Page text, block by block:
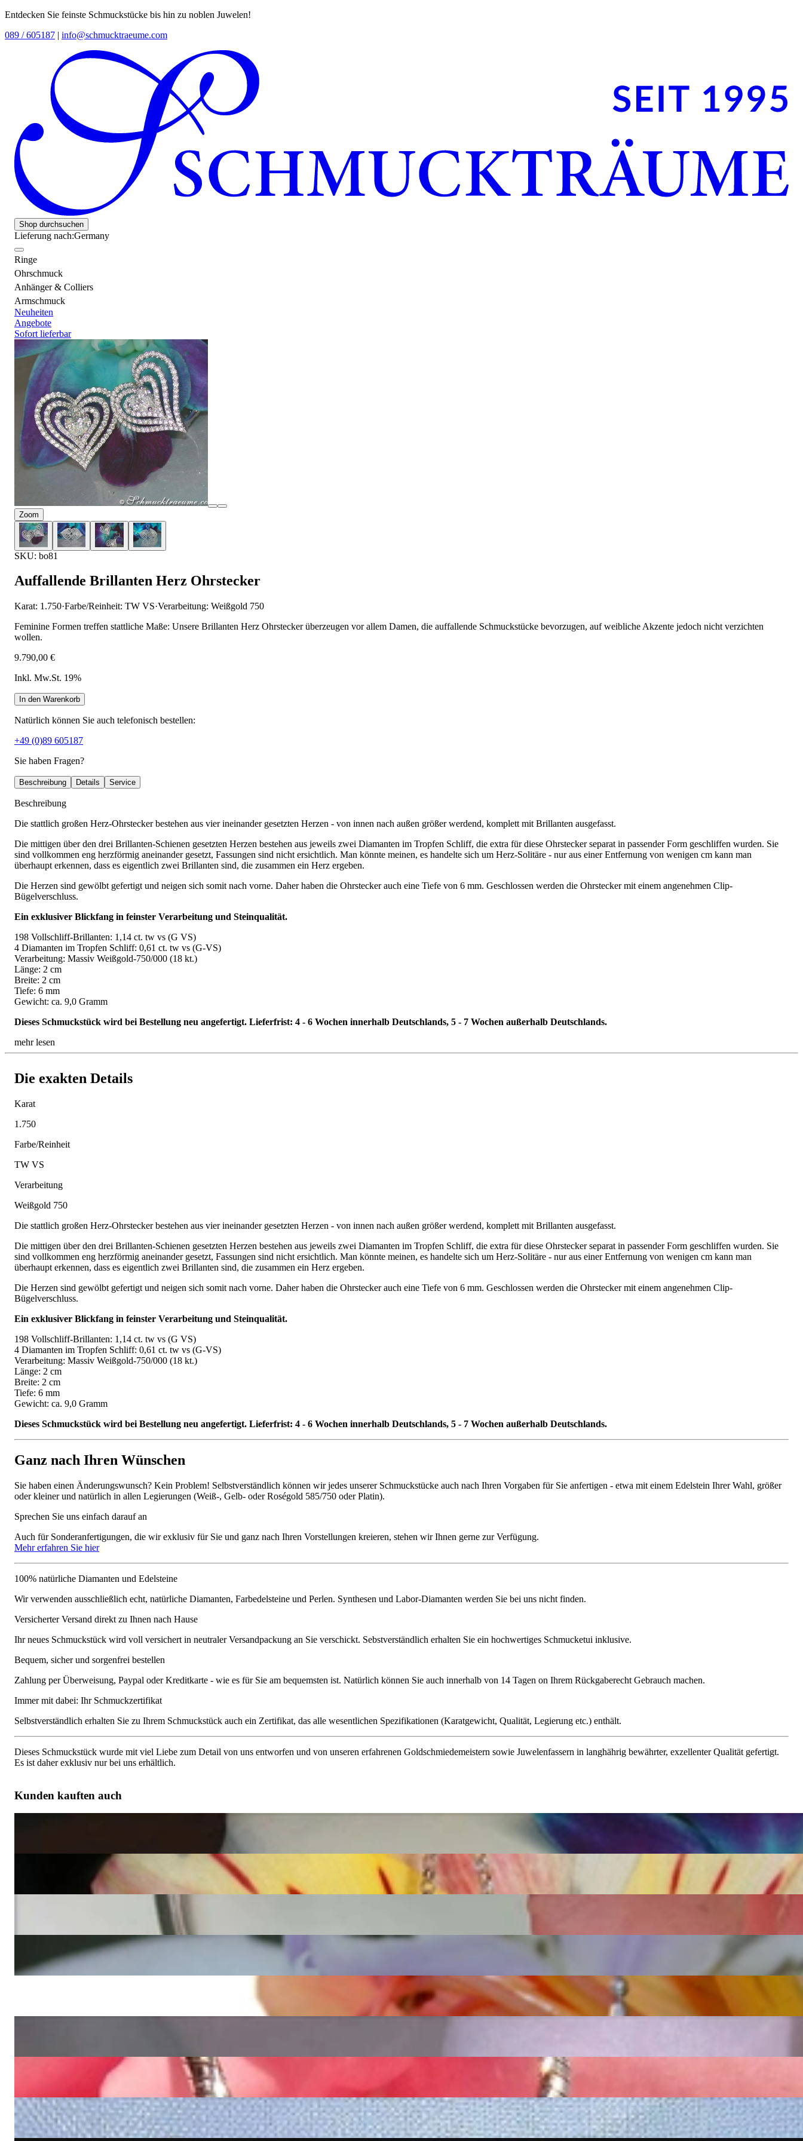
Entdecken Sie feinste Schmuckstücke bis hin zu noblen Juwelen!
089 / 605187 | info@schmucktraeume.com
Shop durchsuchen
Lieferung nach:Germany
Ringe
Ohrschmuck
Anhänger & Colliers
Armschmuck
Neuheiten
Angebote
Sofort lieferbar
Zoom
SKU: bo81
Auffallende Brillanten Herz Ohrstecker
Karat: 1.750·Farbe/Reinheit: TW VS·Verarbeitung: Weißgold 750
Feminine Formen treffen stattliche Maße: Unsere Brillanten Herz Ohrstecker überzeugen vor allem Damen, die auffallende Schmuckstücke bevorzugen, auf weibliche Akzente jedoch nicht verzichten
wollen.
9.790,00 €
Inkl. Mw.St. 19%
In den Warenkorb
Natürlich können Sie auch telefonisch bestellen:
+49 (0)89 605187
Sie haben Fragen?
Beschreibung Details Service
Beschreibung
Die stattlich großen Herz-Ohrstecker bestehen aus vier ineinander gesetzten Herzen - von innen nach außen größer werdend, komplett mit Brillanten ausgefasst.
Die mittigen über den drei Brillanten-Schienen gesetzten Herzen bestehen aus jeweils zwei Diamanten im Tropfen Schliff, die extra für diese Ohrstecker separat in passender Form geschliffen wurden. Sie
sind vollkommen eng herzförmig aneinander gesetzt, Fassungen sind nicht ersichtlich. Man könnte meinen, es handelte sich um Herz-Solitäre - nur aus einer Entfernung von wenigen cm kann man
überhaupt erkennen, dass es eigentlich zwei Brillanten sind, die zusammen ein Herz ergeben.
Die Herzen sind gewölbt gefertigt und neigen sich somit nach vorne. Daher haben die Ohrstecker auch eine Tiefe von 6 mm. Geschlossen werden die Ohrstecker mit einem angenehmen Clip-
Bügelverschluss.
Ein exklusiver Blickfang in feinster Verarbeitung und Steinqualität.
198 Vollschliff-Brillanten: 1,14 ct. tw vs (G VS)
4 Diamanten im Tropfen Schliff: 0,61 ct. tw vs (G-VS)
Verarbeitung: Massiv Weißgold-750/000 (18 kt.)
Länge: 2 cm
Breite: 2 cm
Tiefe: 6 mm
Gewicht: ca. 9,0 Gramm
Dieses Schmuckstück wird bei Bestellung neu angefertigt. Lieferfrist: 4 - 6 Wochen innerhalb Deutschlands, 5 - 7 Wochen außerhalb Deutschlands.
mehr lesen
Die exakten Details
Karat
1.750
Farbe/Reinheit
TW VS
Verarbeitung
Weißgold 750
Die stattlich großen Herz-Ohrstecker bestehen aus vier ineinander gesetzten Herzen - von innen nach außen größer werdend, komplett mit Brillanten ausgefasst.
Die mittigen über den drei Brillanten-Schienen gesetzten Herzen bestehen aus jeweils zwei Diamanten im Tropfen Schliff, die extra für diese Ohrstecker separat in passender Form geschliffen wurden. Sie
sind vollkommen eng herzförmig aneinander gesetzt, Fassungen sind nicht ersichtlich. Man könnte meinen, es handelte sich um Herz-Solitäre - nur aus einer Entfernung von wenigen cm kann man
überhaupt erkennen, dass es eigentlich zwei Brillanten sind, die zusammen ein Herz ergeben.
Die Herzen sind gewölbt gefertigt und neigen sich somit nach vorne. Daher haben die Ohrstecker auch eine Tiefe von 6 mm. Geschlossen werden die Ohrstecker mit einem angenehmen Clip-
Bügelverschluss.
Ein exklusiver Blickfang in feinster Verarbeitung und Steinqualität.
198 Vollschliff-Brillanten: 1,14 ct. tw vs (G VS)
4 Diamanten im Tropfen Schliff: 0,61 ct. tw vs (G-VS)
Verarbeitung: Massiv Weißgold-750/000 (18 kt.)
Länge: 2 cm
Breite: 2 cm
Tiefe: 6 mm
Gewicht: ca. 9,0 Gramm
Dieses Schmuckstück wird bei Bestellung neu angefertigt. Lieferfrist: 4 - 6 Wochen innerhalb Deutschlands, 5 - 7 Wochen außerhalb Deutschlands.
Ganz nach Ihren Wünschen
Sie haben einen Änderungswunsch? Kein Problem! Selbstverständlich können wir jedes unserer Schmuckstücke auch nach Ihren Vorgaben für Sie anfertigen - etwa mit einem Edelstein Ihrer Wahl, größer
oder kleiner und natürlich in allen Legierungen (Weiß-, Gelb- oder Roségold 585/750 oder Platin).
Sprechen Sie uns einfach darauf an
Auch für Sonderanfertigungen, die wir exklusiv für Sie und ganz nach Ihren Vorstellungen kreieren, stehen wir Ihnen gerne zur Verfügung.
Mehr erfahren Sie hier
100% natürliche Diamanten und Edelsteine
Wir verwenden ausschließlich echt, natürliche Diamanten, Farbedelsteine und Perlen. Synthesen und Labor-Diamanten werden Sie bei uns nicht finden.
Versicherter Versand direkt zu Ihnen nach Hause
Ihr neues Schmuckstück wird voll versichert in neutraler Versandpackung an Sie verschickt. Sebstverständlich erhalten Sie ein hochwertiges Schmucketui inklusive.
Bequem, sicher und sorgenfrei bestellen
Zahlung per Überweisung, Paypal oder Kreditkarte - wie es für Sie am bequemsten ist. Natürlich können Sie auch innerhalb von 14 Tagen on Ihrem Rückgaberecht Gebrauch machen.
Immer mit dabei: Ihr Schmuckzertifikat
Selbstverständlich erhalten Sie zu Ihrem Schmuckstück auch ein Zertifikat, das alle wesentlichen Spezifikationen (Karatgewicht, Qualität, Legierung etc.) enthält.
Dieses Schmuckstück wurde mit viel Liebe zum Detail von uns entworfen und von unseren erfahrenen Goldschmiedemeistern sowie Juwelenfassern in langhährig bewährter, exzellenter Qualität gefertigt.
Es ist daher exklusiv nur bei uns erhältlich.
Kunden kauften auch
Interessanter Brillanten Herz Anhänger
Wundervoller Diamanten Herz Anhänger (2,09 ct.)
Exquisiter Brillanten Herz Ring
14.100,00 €
Graziler Diamanten Anhänger im Herz Design
Bezaubernder Herz Anhänger mit Diamanten in Weißgold
2.940,00 €